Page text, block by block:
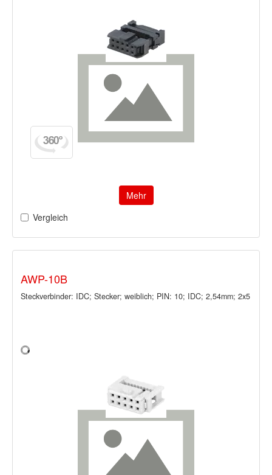
Mehr
Vergleich
AWP-10B
Steckverbinder: IDC; Stecker; weiblich; PIN: 10; IDC; 2,54mm; 2x5